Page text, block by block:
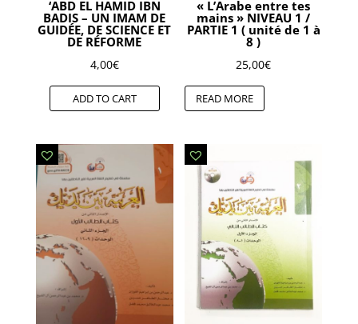
‘ABD EL HAMID IBN
BADIS – UN IMAM DE
GUIDÉE, DE SCIENCE ET
DE RÉFORME
4,00€
ADD TO CART
« L’Arabe entre tes
mains » NIVEAU 1 /
PARTIE 1 ( unité de 1 à
8 )
25,00€
READ MORE